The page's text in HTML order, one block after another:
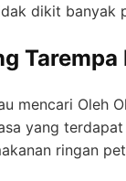
dikit banyak
Tarempa
mencari Oleh
yang
ringan